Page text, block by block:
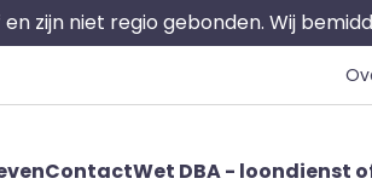
zijn niet regio gebonden. Wij
ContactWet DBA - loondienst